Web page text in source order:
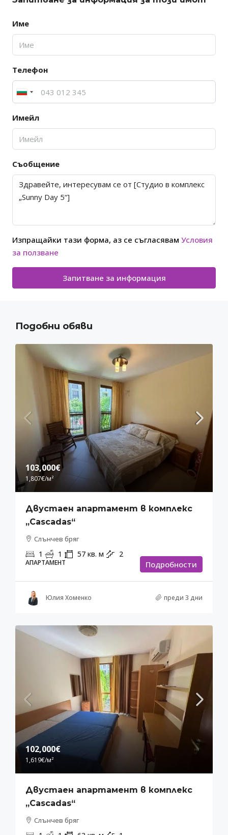
Име
Телефон
Имейл
Съобщение
Изпращайки тази форма, аз се съгласявам Условия
за ползване
Запитване за информация
Подобни обяви
103,000€
1,807€/м²
Двустаен апартамент в комплекс
„Cascadas“
Слънчев бряг
1 1 57 кв. м 2
АПАРТАМЕНТ Подробности
Юлия Хоменко преди 3 дни
102,000€
1,619€/м²
Двустаен апартамент в комплекс
„Cascadas“
Слънчев бряг